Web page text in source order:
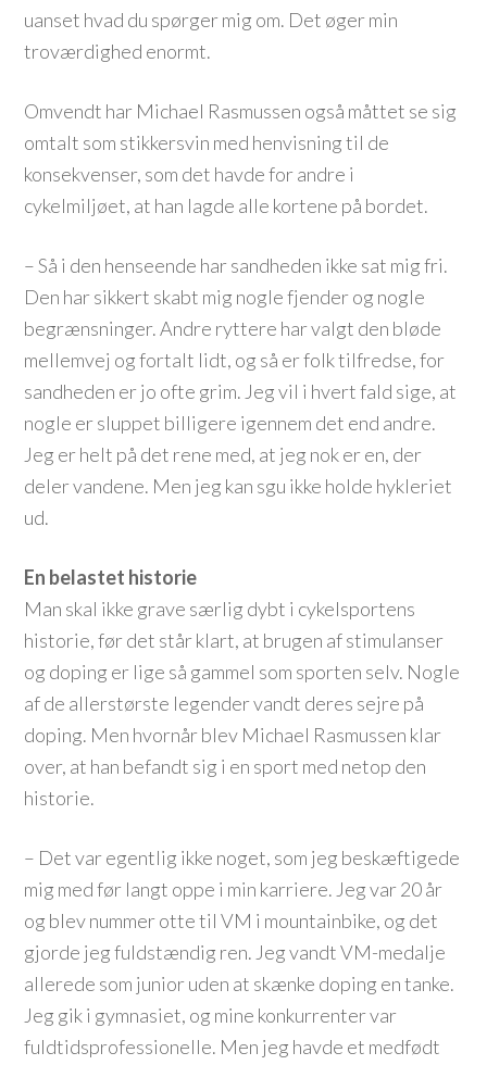
uanset hvad du spørger mig om. Det øger min
troværdighed enormt.
Omvendt har Michael Rasmussen også måttet se sig
omtalt som stikkersvin med henvisning til de
konsekvenser, som det havde for andre i
cykelmiljøet, at han lagde alle kortene på bordet.
– Så i den henseende har sandheden ikke sat mig fri.
Den har sikkert skabt mig nogle fjender og nogle
begrænsninger. Andre ryttere har valgt den bløde
mellemvej og fortalt lidt, og så er folk tilfredse, for
sandheden er jo ofte grim. Jeg vil i hvert fald sige, at
nogle er sluppet billigere igennem det end andre.
Jeg er helt på det rene med, at jeg nok er en, der
deler vandene. Men jeg kan sgu ikke holde hykleriet
ud.
En belastet historie
Man skal ikke grave særlig dybt i cykelsportens
historie, før det står klart, at brugen af stimulanser
og doping er lige så gammel som sporten selv. Nogle
af de allerstørste legender vandt deres sejre på
doping. Men hvornår blev Michael Rasmussen klar
over, at han befandt sig i en sport med netop den
historie.
– Det var egentlig ikke noget, som jeg beskæftigede
mig med før langt oppe i min karriere. Jeg var 20 år
og blev nummer otte til VM i mountainbike, og det
gjorde jeg fuldstændig ren. Jeg vandt VM-medalje
allerede som junior uden at skænke doping en tanke.
Jeg gik i gymnasiet, og mine konkurrenter var
fuldtidsprofessionelle. Men jeg havde et medfødt